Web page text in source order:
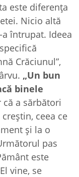
este diferența
Nicio altă
întrupat. Ideea
Crăciunul”,
„Un bun
binele
că a sărbători
ceea ce
și la o
pas
este
vine, se